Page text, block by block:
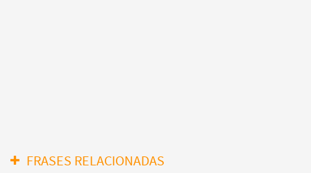
FRASES RELACIONADAS